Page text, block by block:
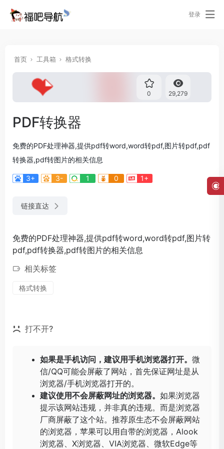
登录
首页 工具箱 格式转换
0 29,279
PDF转换器
免费的PDF处理神器,提供pdf转word,word转pdf,图片转pdf,pdf
转换器,pdf转图片的相关信息
3+ 3- 1 0 1+
链接直达
免费的PDF处理神器,提供pdf转word,word转pdf,图片转
pdf,pdf转换器,pdf转图片的相关信息
相关标签
格式转换
打不开?
如果是手机访问，建议用手机浏览器打开。 微
信/QQ可能会屏蔽了网站，首先保证网址是从
浏览器/手机浏览器打开的。
建议使用不会屏蔽网址的浏览器。 如果浏览器
提示该网站违规，并非真的违规。而是浏览器
厂商屏蔽了这个站。推荐原生态不会屏蔽网站
的浏览器，苹果可以用自带的浏览器， Alook
浏览器
X浏览器 VIA浏览器 微软Edge等